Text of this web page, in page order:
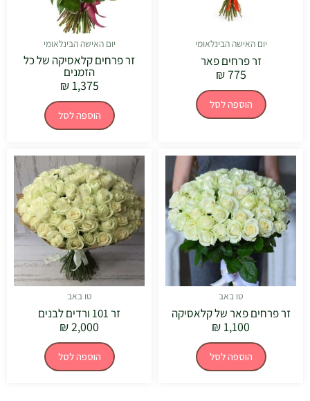
יום האישה הבינלאומי
זר פרחים פאר
₪775
הוספה לסל
יום האישה הבינלאומי
זר פרחים קלאסיקה של כל
הזמנים
₪1,375
הוספה לסל
טו באב
זר פרחים פאר של קלאסיקה
₪1,100
הוספה לסל
טו באב
זר 101 ורדים לבנים
₪2,000
הוספה לסל